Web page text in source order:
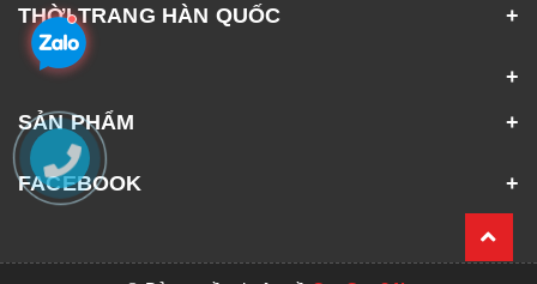
THỜI TRANG HÀN QUỐC
SẢN PHẨM
FACEBOOK